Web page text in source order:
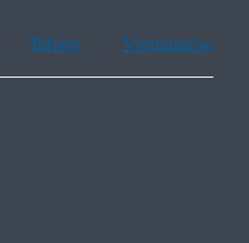
Tulong Vietnamese